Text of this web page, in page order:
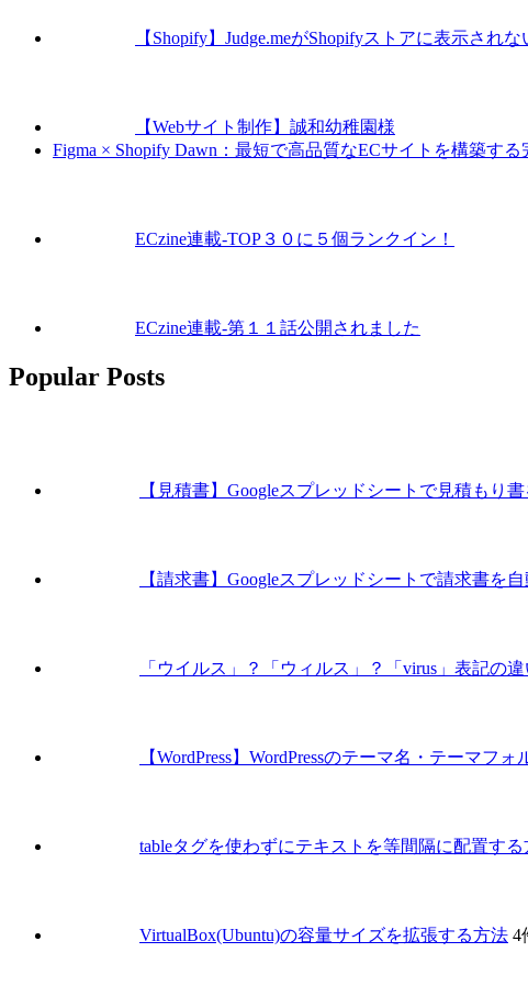
【Shopify】Judge.meがShopifyストアに表示され
【Webサイト制作】誠和幼稚園様
Figma × Shopify Dawn：最短で高品質なECサイトを構築する
ECzine連載-TOP３０に５個ランクイン！
ECzine連載-第１１話公開されました
Popular Posts
【見積書】Googleスプレッドシートで見積もり
【請求書】Googleスプレッドシートで請求書を
「ウイルス」？「ウィルス」？「virus」表記の
【WordPress】WordPressのテーマ名・テーマフ
tableタグを使わずにテキストを等間隔に配置する
VirtualBox(Ubuntu)の容量サイズを拡張する方法 4